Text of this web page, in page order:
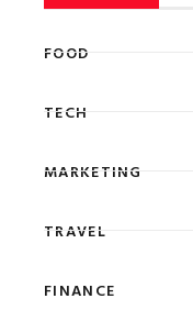
FOOD
TECH
MARKETING
TRAVEL
FINANCE